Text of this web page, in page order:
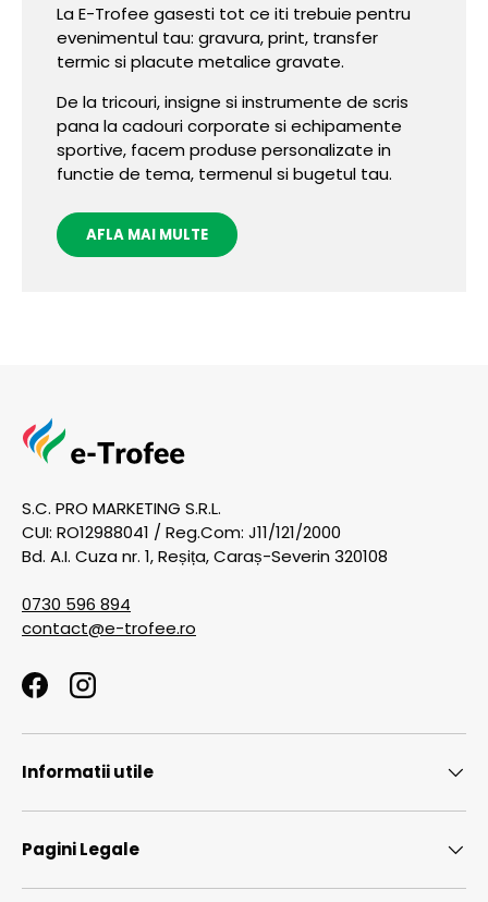
La E-Trofee gasesti tot ce iti trebuie pentru
evenimentul tau: gravura, print, transfer
termic si placute metalice gravate.
De la tricouri, insigne si instrumente de scris
pana la cadouri corporate si echipamente
sportive, facem produse personalizate in
functie de tema, termenul si bugetul tau.
AFLA MAI MULTE
S.C. PRO MARKETING S.R.L.
CUI: RO12988041 / Reg.Com: J11/121/2000
Bd. A.I. Cuza nr. 1, Reșița, Caraș-Severin 320108
0730 596 894
contact@e-trofee.ro
FacebookInstagram
Informatii utile
Pagini Legale